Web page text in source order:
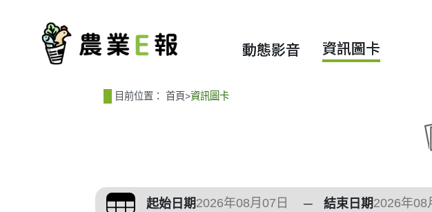
動態影音 資訊圖卡
目前位置： 首頁>資訊圖卡
篩選、排序與主題分類
起始日期 結束日期